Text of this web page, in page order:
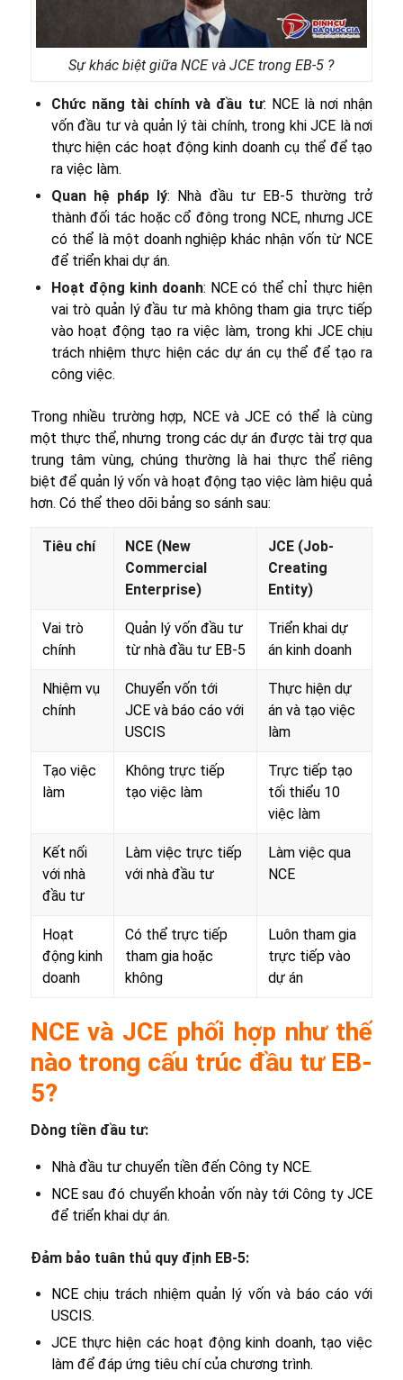
Sự khác biệt giữa NCE và JCE trong EB-5 ?
Chức năng tài chính và đầu tư: NCE là nơi nhận
vốn đầu tư và quản lý tài chính, trong khi JCE là nơi
thực hiện các hoạt động kinh doanh cụ thể để tạo
ra việc làm.
Quan hệ pháp lý: Nhà đầu tư EB-5 thường trở
thành đối tác hoặc cổ đông trong NCE, nhưng JCE
có thể là một doanh nghiệp khác nhận vốn từ NCE
để triển khai dự án.
Hoạt động kinh doanh: NCE có thể chỉ thực hiện
vai trò quản lý đầu tư mà không tham gia trực tiếp
vào hoạt động tạo ra việc làm, trong khi JCE chịu
trách nhiệm thực hiện các dự án cụ thể để tạo ra
công việc.
Trong nhiều trường hợp, NCE và JCE có thể là cùng
một thực thể, nhưng trong các dự án được tài trợ qua
trung tâm vùng, chúng thường là hai thực thể riêng
biệt để quản lý vốn và hoạt động tạo việc làm hiệu quả
hơn. Có thể theo dõi bảng so sánh sau:
Tiêu chí
NCE (New
Commercial
Enterprise)
JCE (Job-
Creating
Entity)
Vai trò
chính
Quản lý vốn đầu tư
từ nhà đầu tư EB-5
Triển khai dự
án kinh doanh
Nhiệm vụ
chính
Chuyển vốn tới
JCE và báo cáo với
USCIS
Thực hiện dự
án và tạo việc
làm
Tạo việc
làm
Không trực tiếp
tạo việc làm
Trực tiếp tạo
tối thiểu 10
việc làm
Kết nối
với nhà
đầu tư
Làm việc trực tiếp
với nhà đầu tư
Làm việc qua
NCE
Hoạt
động kinh
doanh
Có thể trực tiếp
tham gia hoặc
không
Luôn tham gia
trực tiếp vào
dự án
NCE và JCE phối hợp như thế
nào trong cấu trúc đầu tư EB-
5?
Dòng tiền đầu tư:
Nhà đầu tư chuyển tiền đến Công ty NCE.
NCE sau đó chuyển khoản vốn này tới Công ty JCE
để triển khai dự án.
Đảm bảo tuân thủ quy định EB-5:
NCE chịu trách nhiệm quản lý vốn và báo cáo với
USCIS.
JCE thực hiện các hoạt động kinh doanh, tạo việc
làm để đáp ứng tiêu chí của chương trình.